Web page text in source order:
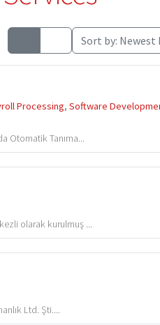
Sort by: Newest
Processing,Software
Otomatik Tanıma...
olarak kurulmuş ...
Ltd. Şti....